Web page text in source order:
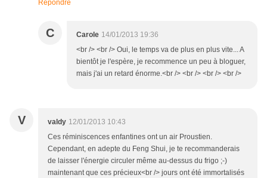
Répondre
C Carole 14/01/2013 19:36
<br /> <br /> Oui, le temps va de plus en plus vite... A
bientôt je l'espère, je recommence un peu à bloguer,
mais j'ai un retard énorme.<br /> <br /> <br /> <br />
V valdy 12/01/2013 10:43
Ces réminiscences enfantines ont un air Proustien.
Cependant, en adepte du Feng Shui, je te recommanderais
de laisser l'énergie circuler même au-dessus du frigo ;-)
maintenant que ces précieux<br /> jours ont été immortalisés